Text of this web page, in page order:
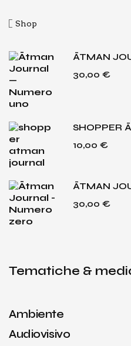
Shop
ĀTMAN
30,00 €
SHOPPER
10,00 €
ĀTMAN
30,00 €
Tematiche &
Ambiente
Audiovisivo